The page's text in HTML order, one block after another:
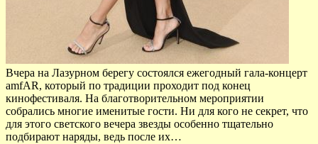
Вчера на Лазурном берегу состоялся ежегодный гала-концерт
amfAR, который по традиции проходит под конец
кинофестиваля. На благотворительном мероприятии
собрались многие именитые гости. Ни для кого не секрет, что
для этого светского вечера звезды особенно тщательно
подбирают наряды, ведь после их…